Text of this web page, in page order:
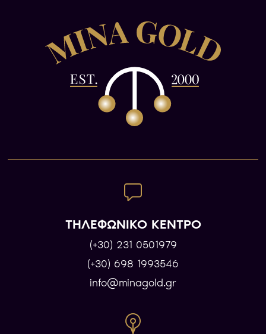
ΤΗΛΕΦΩΝΙΚΟ ΚΕΝΤΡΟ
(+30) 231 0501979
(+30) 698 1993546
info@minagold.gr